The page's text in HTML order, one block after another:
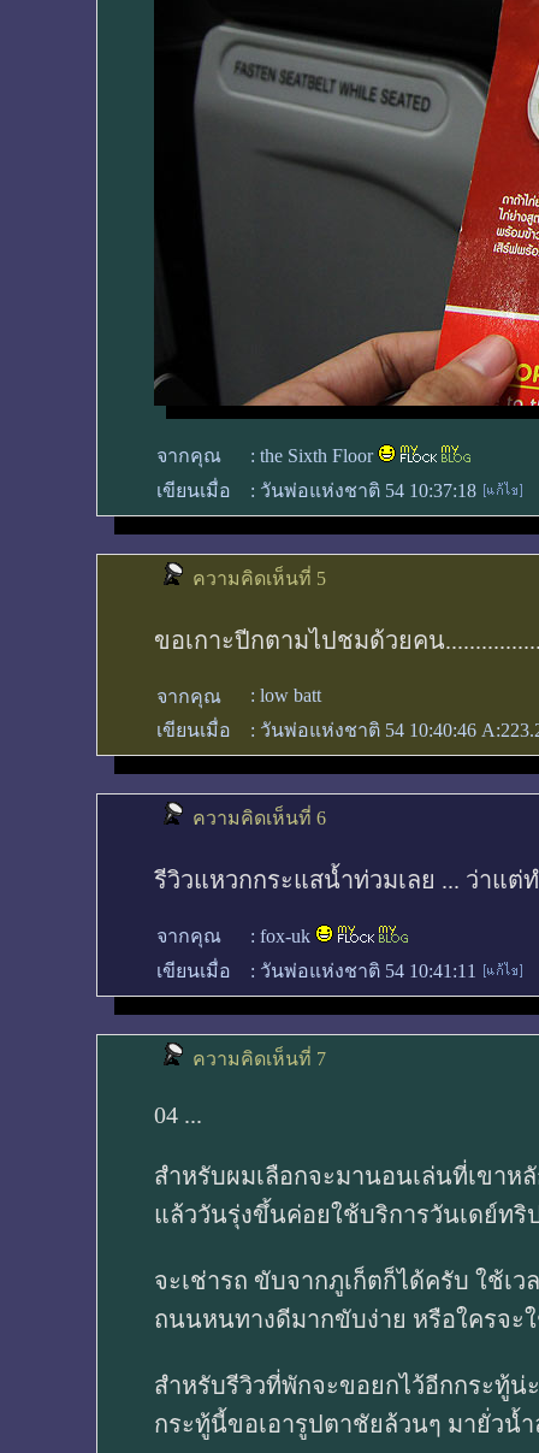
จากคุณ : the Sixth Floor
เขียนเมื่อ
: วันพ่อแห่งชาติ 54 10:37:18
ความคิดเห็นที่ 5
ขอเกาะปีกตามไปชมด้วยคน
จากคุณ : low batt
เขียนเมื่อ
: วันพ่อแห่งชาติ 54 10:40:46
ความคิดเห็นที่ 6
รีวิวแหวกกระแสน้ำท่วมเลย ... ว่าแต่
จากคุณ : fox-uk
เขียนเมื่อ
: วันพ่อแห่งชาติ 54 10:41:11
ความคิดเห็นที่ 7
04 ...
สำหรับผมเลือกจะมานอนเล่นที่เขาห
แล้ววันรุ่งขึ้นค่อยใช้บริการวันเดย์ทริ
จะเช่ารถ ขับจากภูเก็ตก็ได้ครับ ใช้เ
ถนนหนทางดีมากขับง่าย หรือใครจะ
สำหรับรีวิวที่พักจะขอยกไว้อีกกระทู้น่
กระทู้นี้ขอเอารูปตาชัยล้วนๆ มายั่วน้